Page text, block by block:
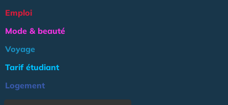
Emploi
Mode & beauté
Voyage
Tarif étudiant
Logement